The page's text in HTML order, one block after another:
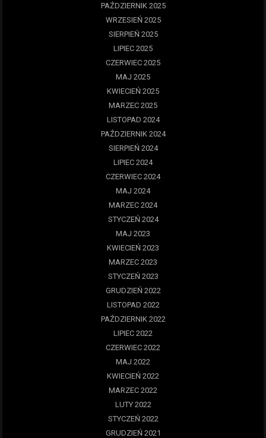
PAŹDZIERNIK 2025
WRZESIEŃ 2025
SIERPIEŃ 2025
LIPIEC 2025
CZERWIEC 2025
MAJ 2025
KWIECIEŃ 2025
MARZEC 2025
LISTOPAD 2024
PAŹDZIERNIK 2024
SIERPIEŃ 2024
LIPIEC 2024
CZERWIEC 2024
MAJ 2024
MARZEC 2024
STYCZEŃ 2024
MAJ 2023
KWIECIEŃ 2023
MARZEC 2023
STYCZEŃ 2023
GRUDZIEŃ 2022
LISTOPAD 2022
PAŹDZIERNIK 2022
LIPIEC 2022
CZERWIEC 2022
MAJ 2022
KWIECIEŃ 2022
MARZEC 2022
LUTY 2022
STYCZEŃ 2022
GRUDZIEŃ 2021